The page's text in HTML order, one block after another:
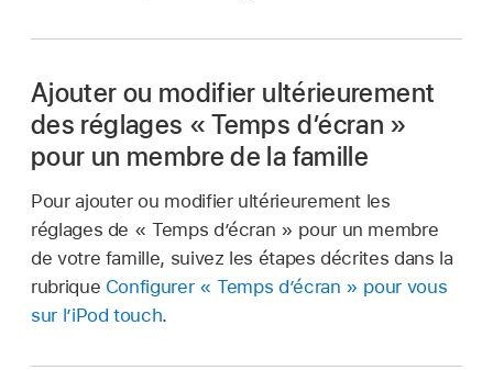
Ajouter ou modifier ultérieurement
des réglages « Temps d’écran »
pour un membre de la famille
Pour ajouter ou modifier ultérieurement les
réglages de « Temps d’écran » pour un membre
de votre famille, suivez les étapes décrites dans la
rubrique Configurer « Temps d’écran » pour vous
sur l’iPod touch.